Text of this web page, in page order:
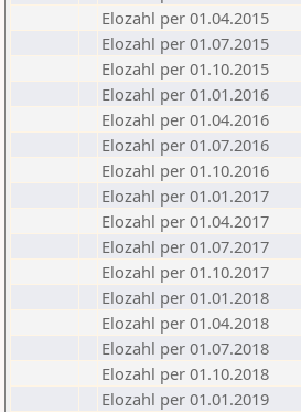
Elozahl per 01.04.2015
Elozahl per 01.07.2015
Elozahl per 01.10.2015
Elozahl per 01.01.2016
Elozahl per 01.04.2016
Elozahl per 01.07.2016
Elozahl per 01.10.2016
Elozahl per 01.01.2017
Elozahl per 01.04.2017
Elozahl per 01.07.2017
Elozahl per 01.10.2017
Elozahl per 01.01.2018
Elozahl per 01.04.2018
Elozahl per 01.07.2018
Elozahl per 01.10.2018
Elozahl per 01.01.2019